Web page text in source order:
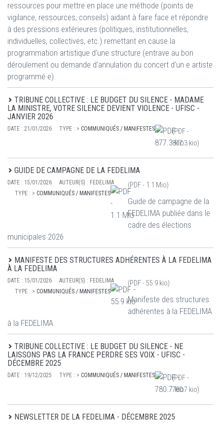
ressources pour mettre en place une méthode (points de
vigilance, ressources, conseils) aidant à faire face et répondre
à des pressions extérieures (politiques, institutionnelles,
individuelles, collectives, etc.) remettant en cause la
programmation artistique d’une structure (entrave au bon
déroulement ou demande d’annulation du concert d’un·e artiste
programmé·e).
TRIBUNE COLLECTIVE : LE BUDGET DU SILENCE - MADAME
LA MINISTRE, VOTRE SILENCE DEVIENT VIOLENCE - UFISC -
JANVIER 2026
DATE : 21/01/2026 TYPE : > COMMUNIQUÉS / MANIFESTES
(PDF -
877.3 kio)
GUIDE DE CAMPAGNE DE LA FEDELIMA
DATE : 15/01/2026 AUTEUR(S) : FEDELIMA
TYPE : > COMMUNIQUÉS / MANIFESTES
(PDF - 1.1 Mio)
Guide de campagne de la
FEDELIMA publiée dans le
cadre des élections
municipales 2026
MANIFESTE DES STRUCTURES ADHÉRENTES À LA FEDELIMA
À LA FEDELIMA
DATE : 15/01/2026 AUTEUR(S) : FEDELIMA
TYPE : > COMMUNIQUÉS / MANIFESTES
(PDF -55.9 kio)
Manifeste des structures
adhérentes à la FEDELIMA
à la FEDELIMA
TRIBUNE COLLECTIVE : LE BUDGET DU SILENCE - NE
LAISSONS PAS LA FRANCE PERDRE SES VOIX - UFISC -
DÉCEMBRE 2025
DATE : 19/12/2025 TYPE : > COMMUNIQUÉS / MANIFESTES
(PDF -
780.7 kio)
NEWSLETTER DE LA FEDELIMA - DÉCEMBRE 2025